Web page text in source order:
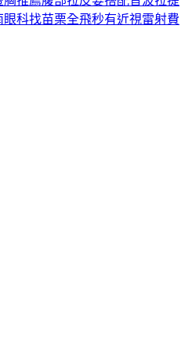
科找苗栗全飛秒有近視雷射費